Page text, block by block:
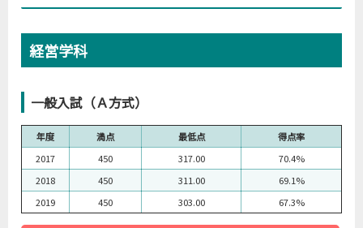
経営学科
一般入試（Ａ方式）
年度 満点 最低点
得点率
2017
450 317.00
70.4%
2018
450 311.00
69.1%
2019
450 303.00 67.3%